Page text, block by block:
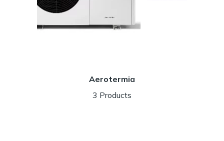
Aerotermia
3 Products